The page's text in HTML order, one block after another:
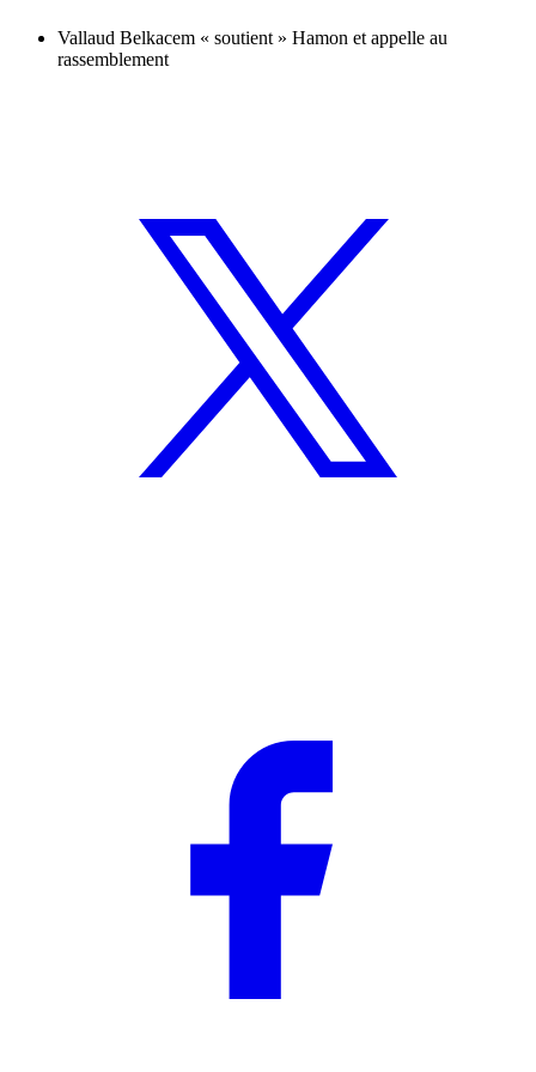
Vallaud Belkacem « soutient » Hamon et appelle au
rassemblement